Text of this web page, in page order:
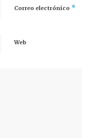
Correo electrónico *
Web